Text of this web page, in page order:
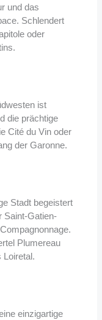
und das
Schlendert
oder
ist
die prächtige
Cité du Vin oder
der Garonne.
Stadt begeistert
Saint-Gatien-
Plumereau
Loiretal.
einzigartige